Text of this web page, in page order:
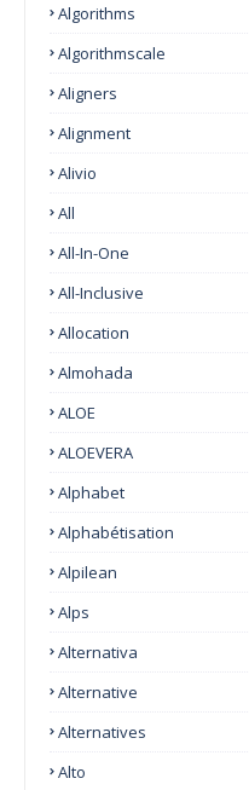
Algorithms
Algorithmscale
Aligners
Alignment
Alivio
All
All-In-One
All-Inclusive
Allocation
Almohada
ALOE
ALOEVERA
Alphabet
Alphabétisation
Alpilean
Alps
Alternativa
Alternative
Alternatives
Alto